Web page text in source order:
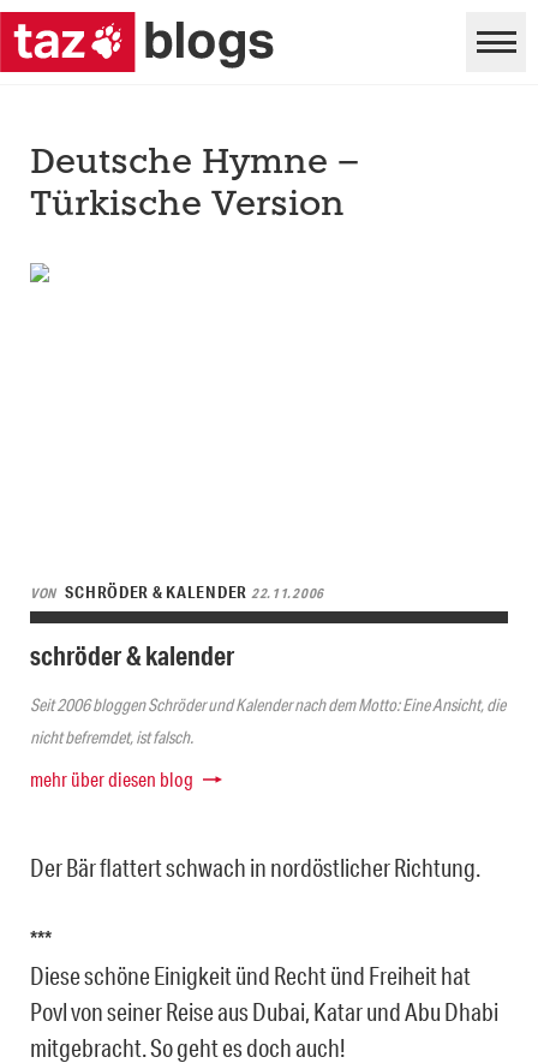
Deutsche Hymne –
Türkische Version
VON SCHRÖDER & KALENDER 22.11.2006
schröder & kalender
Seit 2006 bloggen Schröder und Kalender nach dem Motto: Eine Ansicht, die
nicht befremdet, ist falsch.
mehr über diesen blog
Der Bär flattert schwach in nordöstlicher Richtung.
***
Diese schöne Einigkeit ünd Recht ünd Freiheit hat
Povl von seiner Reise aus Dubai, Katar und Abu Dhabi
mitgebracht. So geht es doch auch!